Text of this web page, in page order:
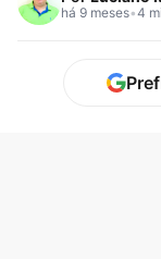
há 9 meses•4